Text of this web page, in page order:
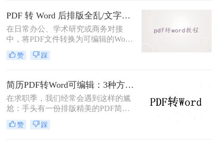
等“惨剧”。因此，很多人都在苦苦寻
找“PDF怎么转Word才能保持原格式
不变/版式不乱”的完美方案。
PDF 转 Word 后排版全乱/文字错位/串行/乱跑怎么办？3种高保真转换方法全解析
在日常办公、学术研究或商务对接
中，将PDF文件转换为可编辑的Word
文档是极高频的需求。但最令人头疼
的往往不是转换本身，而是转换后出
等“惨剧”。面对PDF 转 Word 后排版
全乱/文字错位/串行/乱跑怎么办这一
难题，很多人尝试了各种免费工具却
依然无法解决。
赞 踩
简历PDF转Word可编辑：3种方法保留排版不乱的实测！
在求职季，我们经常会遇到这样的尴
尬：手头有一份排版精美的PDF简
历，但招聘系统只允许上传Word格
式，或者HR希望能直接在简历上修
赞 踩